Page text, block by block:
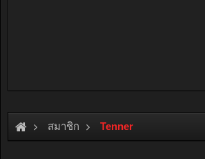
สมาชิก Tenner